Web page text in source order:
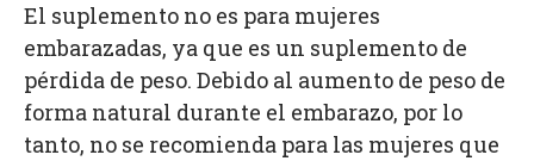
El suplemento no es para mujeres
embarazadas, ya que es un suplemento de
pérdida de peso. Debido al aumento de peso de
forma natural durante el embarazo, por lo
tanto, no se recomienda para las mujeres que